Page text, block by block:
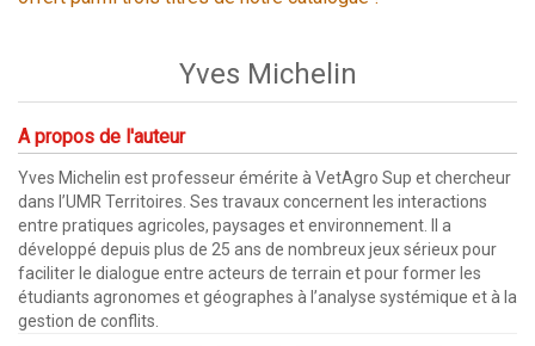
Yves Michelin
A propos de l'auteur
Yves Michelin est professeur émérite à VetAgro Sup et chercheur
dans l’UMR Territoires. Ses travaux concernent les interactions
entre pratiques agricoles, paysages et environnement. Il a
développé depuis plus de 25 ans de nombreux jeux sérieux pour
faciliter le dialogue entre acteurs de terrain et pour former les
étudiants agronomes et géographes à l’analyse systémique et à la
gestion de conflits.